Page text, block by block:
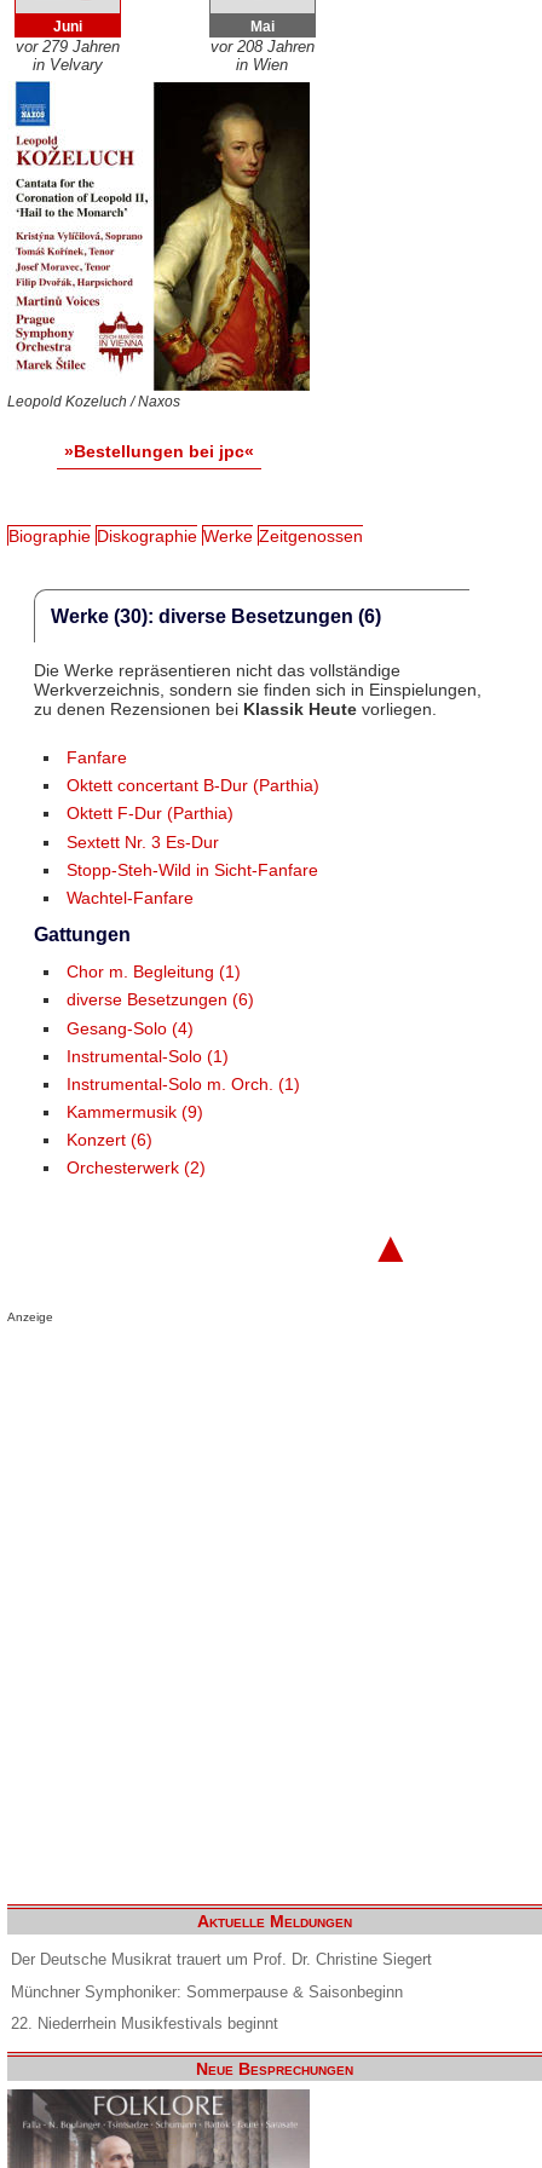
Juni
vor 279 Jahren
in Velvary
Mai
vor 208 Jahren
in Wien
Leopold Kozeluch / Naxos
»Bestellungen bei jpc«
Biographie Diskographie Werke Zeitgenossen
Werke (30): diverse Besetzungen (6)
Die Werke repräsentieren nicht das vollständige
Werkverzeichnis, sondern sie finden sich in Einspielungen,
zu denen Rezensionen bei Klassik Heutevorliegen.
Fanfare
Oktett concertant B-Dur (Parthia)
Oktett F-Dur (Parthia)
Sextett Nr. 3 Es-Dur
Stopp-Steh-Wild in Sicht-Fanfare
Wachtel-Fanfare
Gattungen
Chor m. Begleitung (1)
diverse Besetzungen (6)
Gesang-Solo (4)
Instrumental-Solo (1)
Instrumental-Solo m. Orch. (1)
Kammermusik (9)
Konzert (6)
Orchesterwerk (2)
▲
Anzeige
Aktuelle Meldungen
Der Deutsche Musikrat trauert um Prof. Dr. Christine Siegert
Münchner Symphoniker: Sommerpause & Saisonbeginn
22. Niederrhein Musikfestivals beginnt
Neue Besprechungen